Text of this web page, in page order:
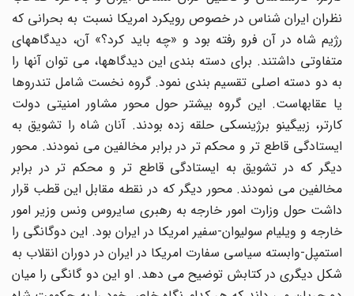
نظران ایران شناس در خصوص رویکرد امریکا نسبت به بحرانی که
رژیم شاه در آن فرو رفته بود و «چه باید کرد؟» آن، دیدگاههای
متفاوتی داشتند. برای دسته بندی این دیدگاهها، می توان آنها را
به دو دسته اصلی تقسیم بندی نمود. گروه نخست شامل تندروها
یا عقابهاست. این گروه بیشتر حول محور مشاور امنیتی دولت
کارتر، زبیگینو برژینسکی حلقه زده بودند. آنان شاه را تشویق به
ایستادگی قاطع تر و محکم تر در برابر مخالفین می نمودند. محور
دیگر که در تشویق به ایستادگی قاطع تر و محکم تر در برابر
مخالفین می نمودند. محور دیگر که در نقطه مقابل این قطب قرار
داشت حول وزارت امور خارجه به رهبری سایروس ونس وزیر امور
خارجه و ویلیام سولیوان-سفیر امریکا در ایران بود. این دوگانگی را
استمپل-وابسته سیاسی سفارت امریکا در ایران در دوران انقلاب به
شکل دیگری در کتابش توضیح می دهد. او این دو گانگی را میان